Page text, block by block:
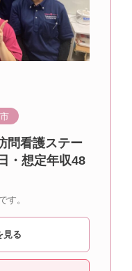
問看護ステー
・想定年収48
す。
見る